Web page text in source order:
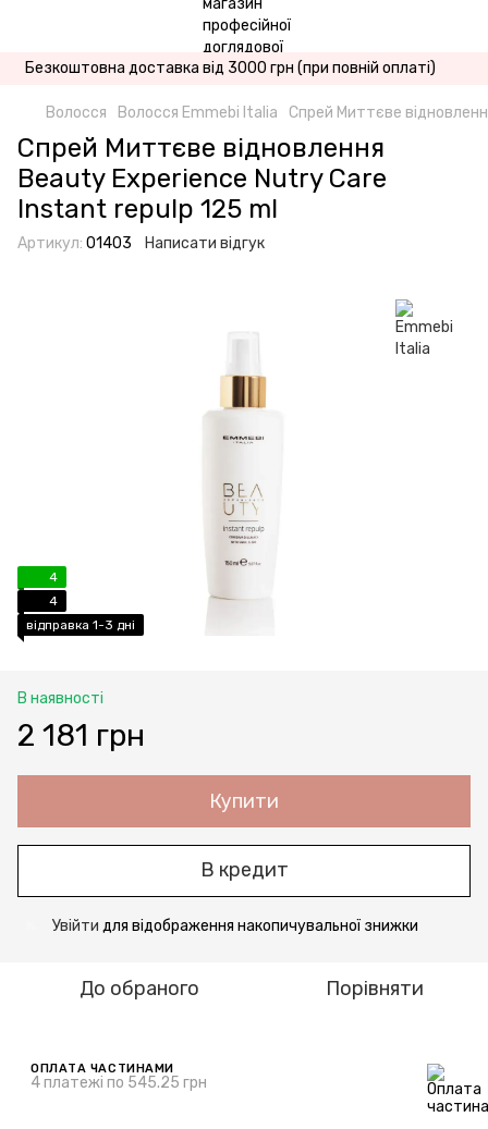
Безкоштовна доставка від 3000 грн (при повній оплаті)
Волосся Волосся Emmebi Italia Спрей Миттєве
Спрей Миттєве відновлення
Beauty Experience Nutry Care
Instant repulp 125 ml
Артикул: 01403 Написати відгук
4
4
відправка 1-3 дні
В наявності
2 181 грн
Купити
В кредит
Увійти для відображення накопичувальної знижки
До обраного Порівняти
ОПЛАТА ЧАСТИНАМИ
4 платежі по 545.25 грн